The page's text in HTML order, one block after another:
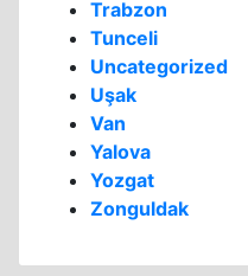
Trabzon
Tunceli
Uncategorized
Uşak
Van
Yalova
Yozgat
Zonguldak